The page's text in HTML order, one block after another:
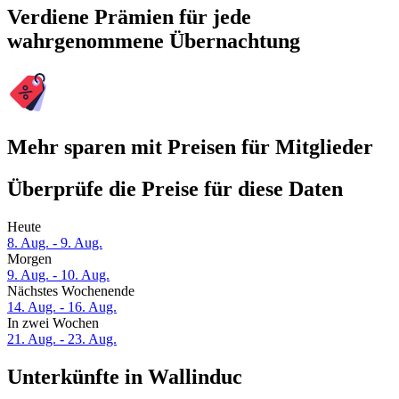
Verdiene Prämien für jede
wahrgenommene Übernachtung
Mehr sparen mit Preisen für Mitglieder
Überprüfe die Preise für diese Daten
Heute
8. Aug. - 9. Aug.
Morgen
9. Aug. - 10. Aug.
Nächstes Wochenende
14. Aug. - 16. Aug.
In zwei Wochen
21. Aug. - 23. Aug.
Unterkünfte in Wallinduc